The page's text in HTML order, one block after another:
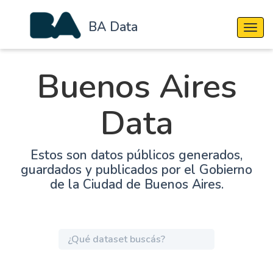
BA Data
Buenos Aires
Data
Estos son datos públicos generados,
guardados y publicados por el Gobierno
de la Ciudad de Buenos Aires.